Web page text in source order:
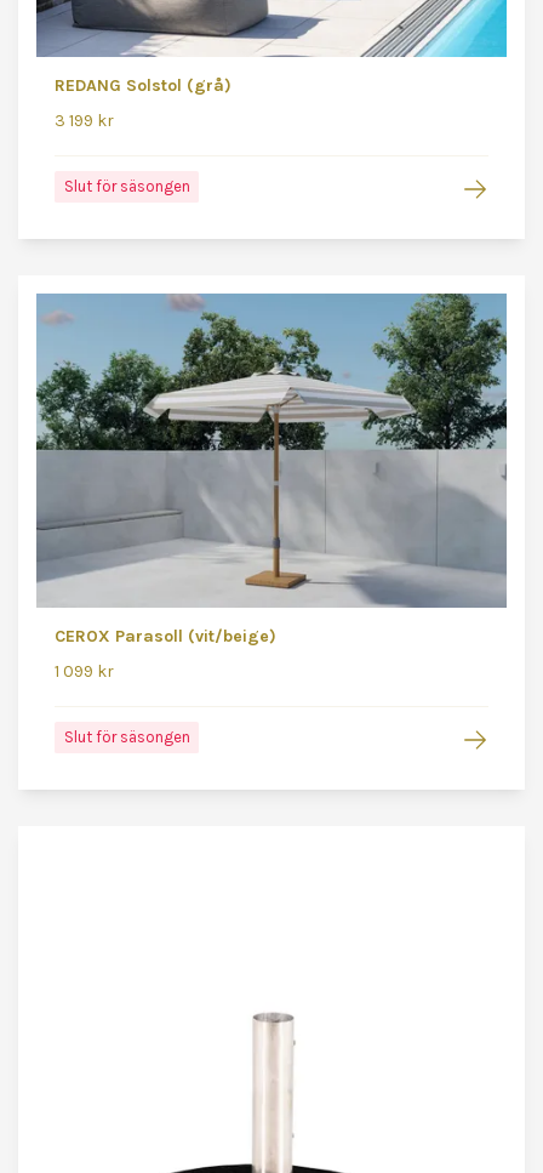
REDANG Solstol (grå)
3 199 kr
Slut för säsongen
CEROX Parasoll (vit/beige)
1 099 kr
Slut för säsongen